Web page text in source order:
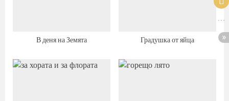
В деня на Земята Градушка от яйца